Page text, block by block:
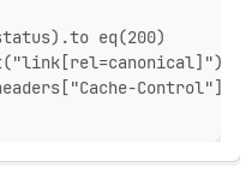
eq(200)